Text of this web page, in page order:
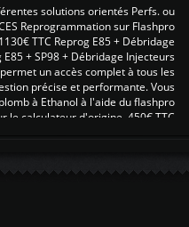
solutions orientés Perfs. ou
Reprogrammation sur Flashpro
TTC Reprog E85 + Débridage
+ SP98 + Débridage Injecteurs
un accès complet à tous les
précise et performante. Vous
à Ethanol à l'aide du flashpro
le calculateur d'origine 450€ TTC